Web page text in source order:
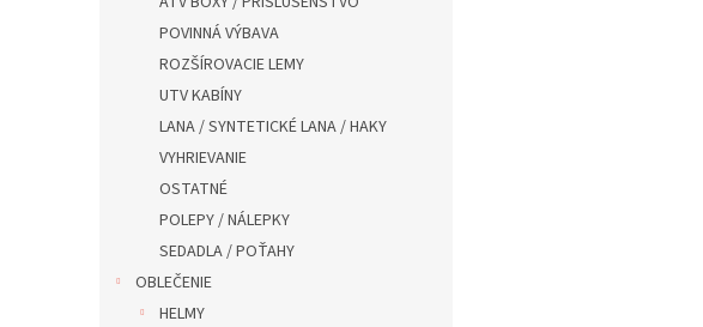
POVINNÁ VÝBAVA
ROZŠÍROVACIE LEMY
UTV KABÍNY
LANA / SYNTETICKÉ LANA / HAKY
VYHRIEVANIE
OSTATNÉ
POLEPY / NÁLEPKY
SEDADLA / POŤAHY
OBLEČENIE
HELMY